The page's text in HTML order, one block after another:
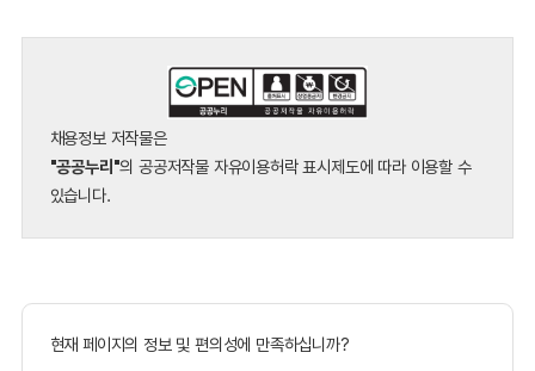
채용정보 저작물은
"공공누리"의 공공저작물 자유이용허락 표시제도에 따라 이용할 수
있습니다.
현재 페이지의 정보 및 편의성에 만족하십니까?